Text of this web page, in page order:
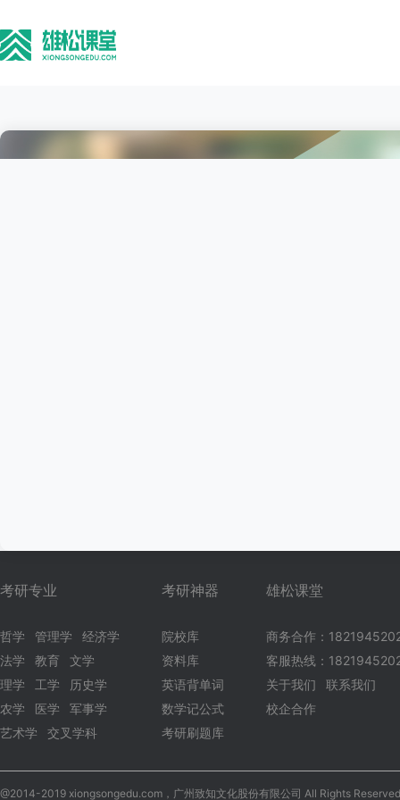
考研专业
哲学 管理学
经济学
法学
教育
文学
理学
工学
历史学
农学
医学
军事学
艺术学
交叉学科
考研神器
院校库
资料库
英语背单词
数学记公式
考研刷题库
雄松课堂
商务合作：
客服热线：
关于我们
联系我们
校企合作
@2014-2019 xiongsongedu.com，广州致知文化股份有限公司 All Rights